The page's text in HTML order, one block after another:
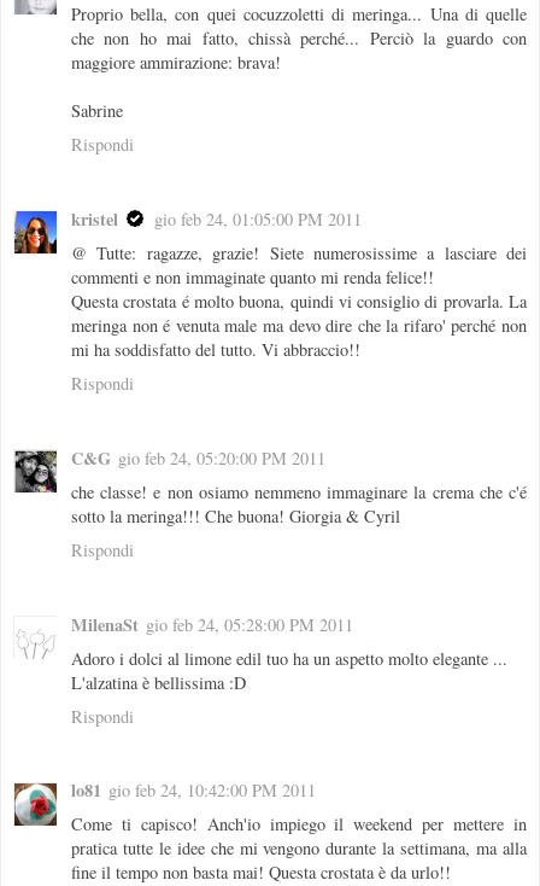
Proprio bella, con quei cocuzzoletti di meringa... Una di quelle
che non ho mai fatto, chissà perché... Perciò la guardo con
maggiore ammirazione: brava!
Sabrine
Rispondi
kristel
gio feb 24, 01:05:00 PM 2011
@ Tutte: ragazze, grazie! Siete numerosissime a lasciare dei
commenti e non immaginate quanto mi renda felice!!
Questa crostata é molto buona, quindi vi consiglio di provarla. La
meringa non é venuta male ma devo dire che la rifaro' perché non
mi ha soddisfatto del tutto. Vi abbraccio!!
Rispondi
C&G gio feb 24, 05:20:00 PM 2011
che classe! e non osiamo nemmeno immaginare la crema che c'é
sotto la meringa!!! Che buona! Giorgia & Cyril
Rispondi
MilenaSt gio feb 24, 05:28:00 PM 2011
Adoro i dolci al limone edil tuo ha un aspetto molto elegante ...
L'alzatina è bellissima :D
Rispondi
lo81 gio feb 24, 10:42:00 PM 2011
Come ti capisco! Anch'io impiego il weekend per mettere in
pratica tutte le idee che mi vengono durante la settimana, ma alla
fine il tempo non basta mai! Questa crostata è da urlo!!